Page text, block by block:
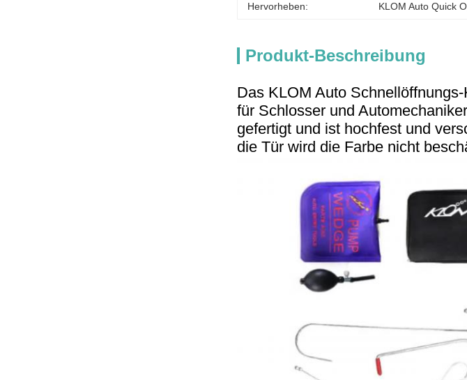
Hervorheben: KLOM Auto Quick
Produkt-Beschreibung
Das KLOM Auto
für Schlosser und
gefertigt und ist hochfest und
die Tür wird die Farbe nicht